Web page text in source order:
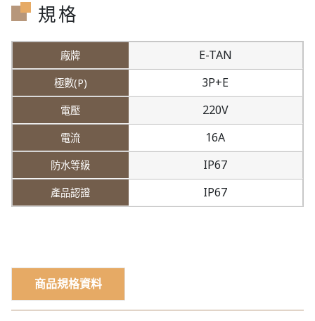
規格
E-TAN
3P+E
220V
16A
IP67
IP67
商品規格資料